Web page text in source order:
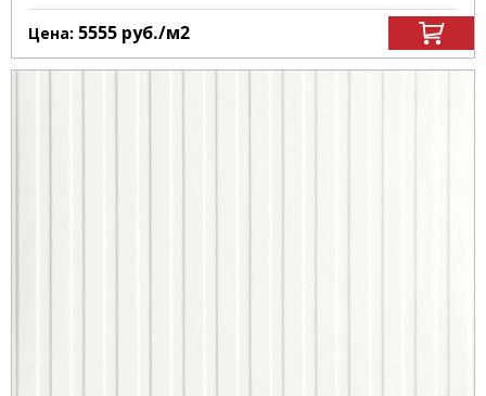
Цена: 5555 руб./м2